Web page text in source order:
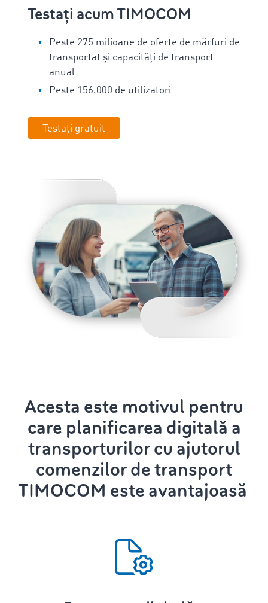
Testați acum TIMOCOM
Peste 275 milioane de oferte de mărfuri de
transportat și capacități de transport
anual
Peste 156.000 de utilizatori
Testați gratuit
Acesta este motivul pentru
care planificarea digitală a
transporturilorcu ajutorul
comenzilor de transport
TIMOCOM este avantajoasă